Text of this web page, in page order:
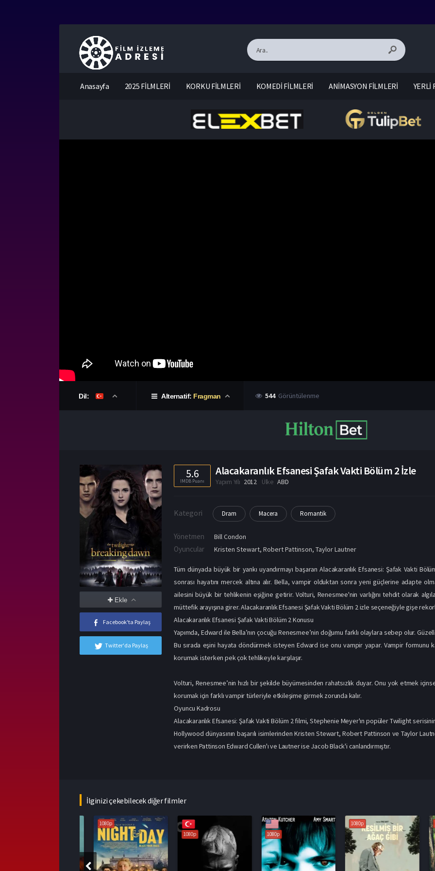
Anasayfa 2025 FİLMLERİ KORKU FİLMLERİ KOMEDİ FİLMLERİ ANİMASYON FİLMLERİ YERLİ
Dil: Alternatif: Fragman 544 Görüntülenme
Ekle
Facebook'ta Paylaş
Twitter'da Paylaş
5.6
IMDB Puanı
Alacakaranlık Efsanesi Şafak Vakti Bölüm 2 İzle
Yapım Yılı 2012 Ülke ABD
Kategori Dram Macera Romantik
Yönetmen Bill Condon
Oyuncular Kristen Stewart,Robert Pattinson,Taylor Lautner
Tüm dünyada büyük bir yankı uyandırmayı başaran Alacakaranlık Efsanesi: Şafak Vakti
sonrası hayatını mercek altına alır. Bella, vampir olduktan sonra yeni güçlerine adapte
ailesini büyük bir tehlikenin eşiğine getirir. Volturi, Renesmee'nin varlığını tehdit olarak
müttefik arayışına girer. Alacakaranlık Efsanesi Şafak Vakti Bölüm 2 izle seçeneğiyle gişe
Alacakaranlık Efsanesi Şafak Vakti Bölüm 2 Konusu
Yapımda, Edward ile Bella’nın çocuğu Renesmee’nin doğumu farklı olaylara sebep olur.
Bu sırada eşini hayata döndürmek isteyen Edward ise onu vampir yapar. Vampir formunu
korumak isterken pek çok tehlikeyle karşılaşır.
Volturi, Renesmee’nin hızlı bir şekilde büyümesinden rahatsızlık duyar. Onu yok etmek
korumak için farklı vampir türleriyle etkileşime girmek zorunda kalır.
Oyuncu Kadrosu
Alacakaranlık Efsanesi: Şafak Vakti Bölüm 2 filmi, Stephenie Meyer'ın popüler Twilight
Hollywood dünyasının başarılı isimlerinden Kristen Stewart, Robert Pattinson ve Taylor
verirken Pattinson Edward Cullen'ı ve Lautner ise Jacob Black'i canlandırmıştır.
İlginizi çekebilecek diğer filmler
1080p 1080p
1080p